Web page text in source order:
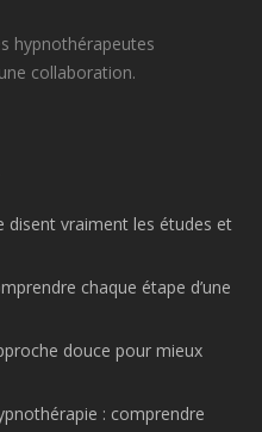
hypnothérapeutes
collaboration.
disent vraiment les études et
chaque étape d’une
douce pour mieux
: comprendre